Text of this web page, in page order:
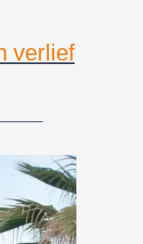
verlief